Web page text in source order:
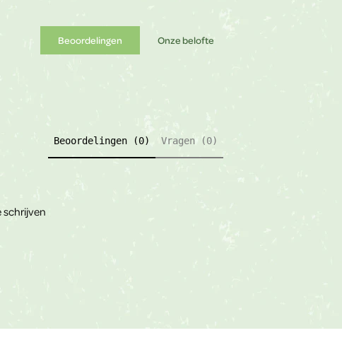
Beoordelingen Onze belofte
Beoordelingen (0) Vragen (0)
schrijven